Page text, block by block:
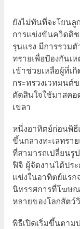
ยังไม่ทันที่จะโยนลู
การแข่งขันควิดดิช
รุนแรง มีการรวม
ทรายเพื่อป้องกันเ
เข้าช่วยเหลือผู้ที่เ
กระทรวงเวทมนต์
ตัดสินใจใช้มาสคอ
เขลา
หนึ่งอาทิตย์ก่อนพิธี
ขึ้นกลางทะเลทรา
ที่สามารถเปลี่ยนรู
ฟิจิ ผู้จัดงานได้ปร
แข่งในอาทิตย์แรก
นิทรรศการที่โฆษ
หลายของโลกสัตว์วิ
พิธีเปิดเริ่มขึ้นตาม